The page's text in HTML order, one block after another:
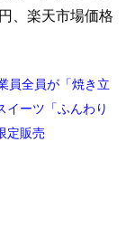
、楽天市場価格
員全員が「焼き立
イーツ「ふんわり
定販売